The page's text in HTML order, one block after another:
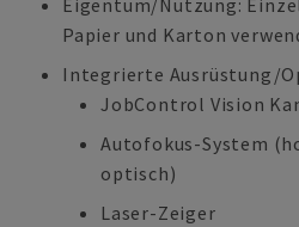
Eigentum/Nutzung:
Papier und Karton
Integrierte Ausrüstung/
JobControl Vision
Autofokus-System
optisch)
Laser-Zeiger